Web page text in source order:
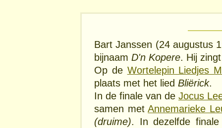
Bart Janssen (24 augustus
bijnaam D'n Kopere. Hij
Op de Wortelepin Liedjes
plaats met het lied Bliërick.
In de finale van de Jocus
samen metAnnemarieke
(druime). In dezelfde